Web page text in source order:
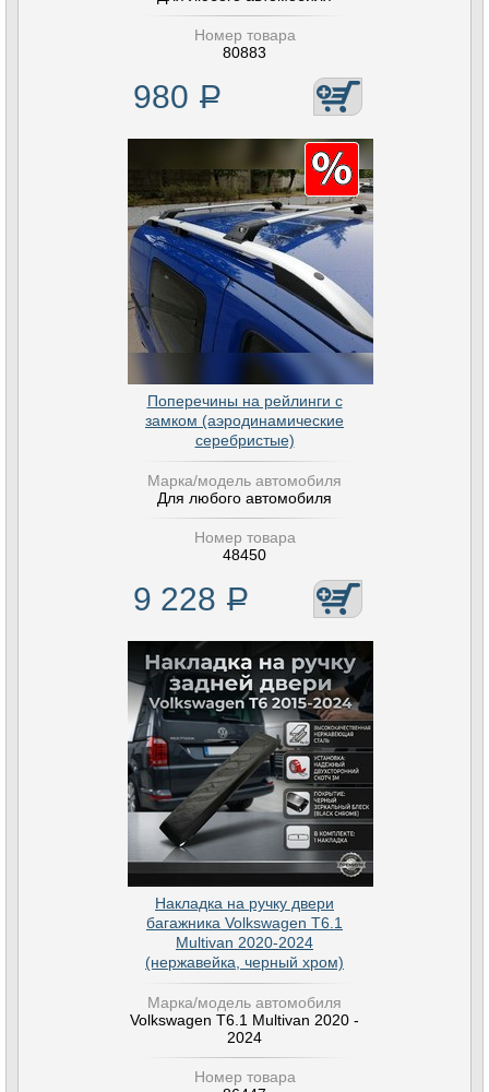
Номер товара
80883
980 Р
Поперечины на рейлинги с
замком (аэродинамические
серебристые)
Марка/модель автомобиля
Для любого автомобиля
Номер товара
48450
9 228 Р
Накладка на ручку двери
багажника Volkswagen T6.1
Multivan 2020-2024
(нержавейка, черный хром)
Марка/модель автомобиля
Volkswagen T6.1 Multivan 2020 -
2024
Номер товара